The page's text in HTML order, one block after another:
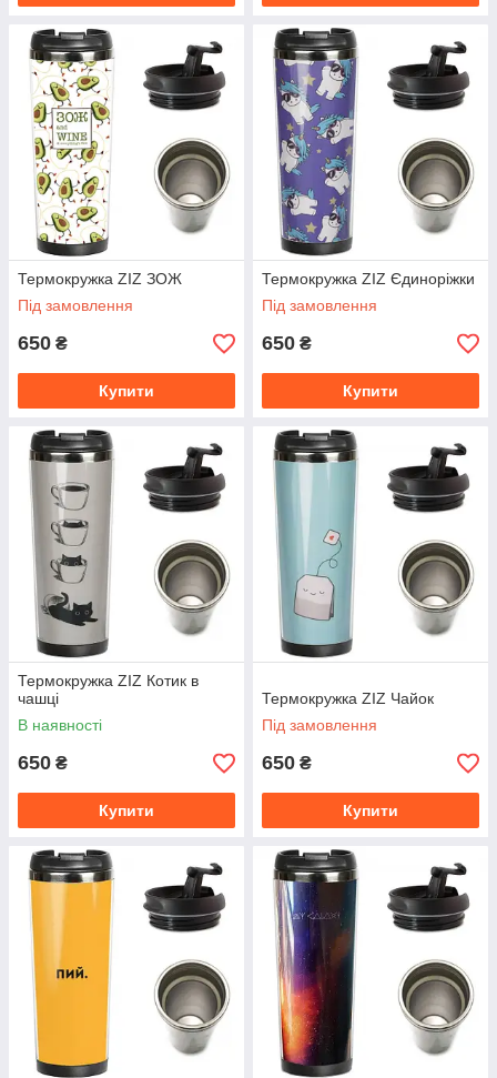
Термокружка ZIZ ЗОЖ
Під замовлення
650 ₴
Купити
Термокружка ZIZ Єдиноріжки
Під замовлення
650 ₴
Купити
Термокружка ZIZ Котик в
чашці
В наявності
650 ₴
Купити
Термокружка ZIZ Чайок
Під замовлення
650 ₴
Купити